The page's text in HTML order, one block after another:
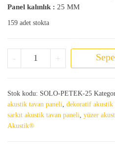
Panel kalınlık : 25 MM
159 adet stokta
- Altıgen Akustik Panel 25
+
Stok kodu: SOLO-PETEK-25
akustik tavan paneli dekoratif akustik
sarkıt akustik tavan paneli yüzer
Akustik®